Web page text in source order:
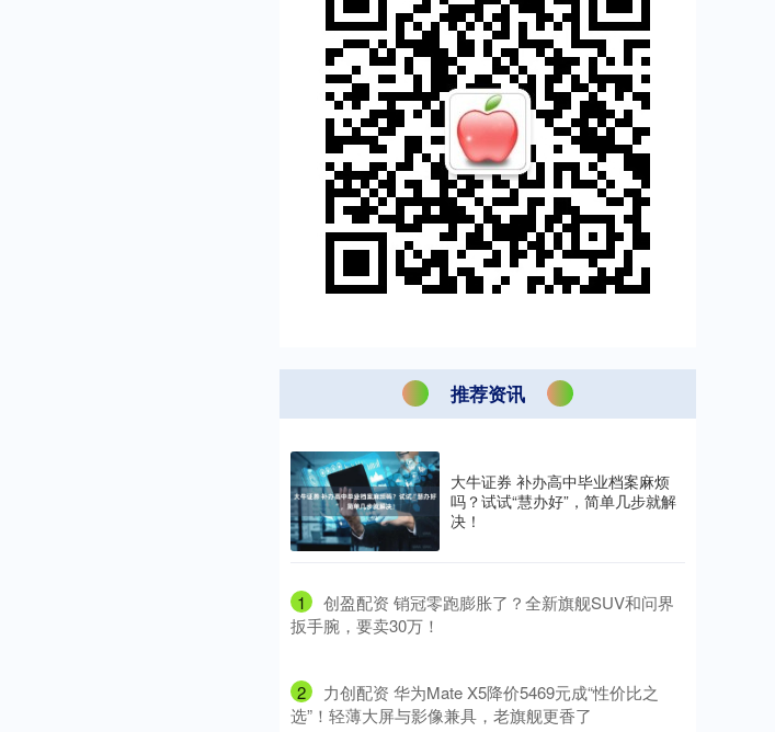
推荐资讯
大牛证券 补办高中毕业档案麻烦
吗？试试“慧办好”，简单几步就解
决！
1
​创盈配资 销冠零跑膨胀了？全新旗舰SUV和问界
扳手腕，要卖30万！
2
​力创配资 华为Mate X5降价5469元成“性价比之
选”！轻薄大屏与影像兼具，老旗舰更香了